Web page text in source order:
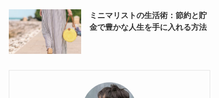
ミニマリストの生活術：節約と貯
金で豊かな人生を手に入れる方法